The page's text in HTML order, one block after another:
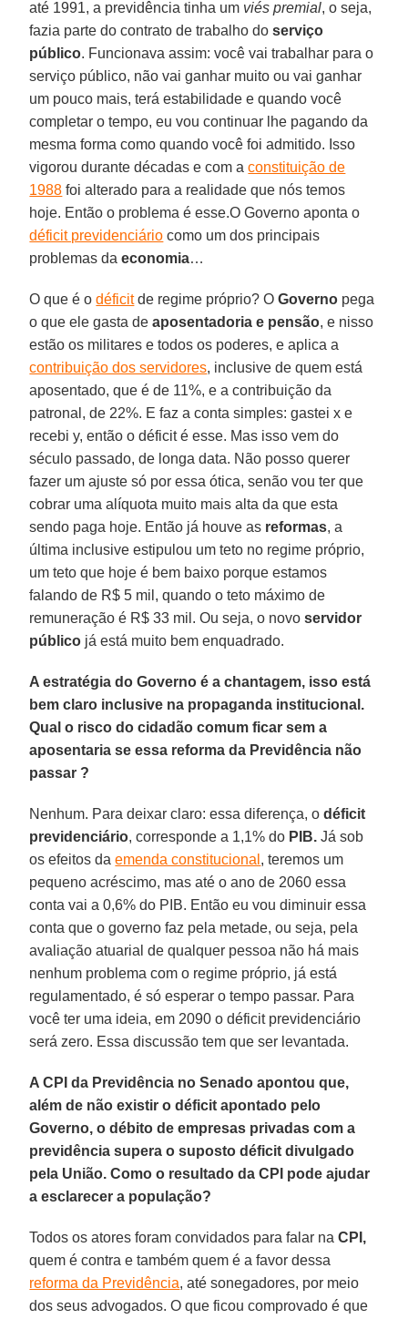
até 1991, a previdência tinha um viés premial, o seja,
fazia parte do contrato de trabalho doserviço
público. Funcionava assim: você vai trabalhar para o
serviço público, não vai ganhar muito ou vai ganhar
um pouco mais, terá estabilidade e quando você
completar o tempo, eu vou continuar lhe pagando da
mesma forma como quando você foi admitido. Isso
vigorou durante décadas e com aconstituição de
1988 foi alterado para a realidade que nós temos
hoje. Então o problema é esse.O Governo aponta o
déficit previdenciário como um dos principais
problemas daeconomia…
O que é odéficitde regime próprio? OGoverno pega
o que ele gasta deaposentadoria e pensão, e nisso
estão os militares e todos os poderes, e aplica a
contribuição dos servidores, inclusive de quem está
aposentado, que é de 11%, e a contribuição da
patronal, de 22%. E faz a conta simples: gastei x e
recebi y, então o déficit é esse. Mas isso vem do
século passado, de longa data. Não posso querer
fazer um ajuste só por essa ótica, senão vou ter que
cobrar uma alíquota muito mais alta da que esta
sendo paga hoje. Então já houve as reformas, a
última inclusive estipulou um teto no regime próprio,
um teto que hoje é bem baixo porque estamos
falando de R$ 5 mil, quando o teto máximo de
remuneração é R$ 33 mil. Ou seja, o novoservidor
público já está muito bem enquadrado.
A estratégia do Governo é a chantagem, isso está
bem claro inclusive na propaganda institucional.
Qual o risco do cidadão comum ficar sem a
aposentaria se essa reforma da Previdência não
passar ?
Nenhum. Para deixar claro: essa diferença, odéficit
previdenciário, corresponde a 1,1% do PIB. Já sob
os efeitos daemenda constitucional , teremos um
pequeno acréscimo, mas até o ano de 2060 essa
conta vai a 0,6% do PIB. Então eu vou diminuir essa
conta que o governo faz pela metade, ou seja, pela
avaliação atuarial de qualquer pessoa não há mais
nenhum problema com o regime próprio, já está
regulamentado, é só esperar o tempo passar. Para
você ter uma ideia, em 2090 o déficit previdenciário
será zero. Essa discussão tem que ser levantada.
A CPI da Previdência no Senado apontou que,
além de não existir o déficit apontado pelo
Governo, o débito de empresas privadas com a
previdência supera o suposto déficit divulgado
pela União. Como o resultado da CPI pode ajudar
a esclarecer a população?
Todos os atores foram convidados para falar naCPI,
quem é contra e também quem é a favor dessa
reforma da Previdência, até sonegadores, por meio
dos seus advogados. O que ficou comprovado é que